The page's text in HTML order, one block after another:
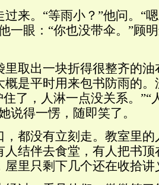
来。“等雨小？”他问。“
一眼：“你也没带伞。”顾
里取出一块折得很整齐的
概是平时用来包书防雨的。
住了，人淋一点没关系。”“
说得一愣，随即笑了。
，都没有立刻走。教室里
人结伴去食堂，有人把书
屋里只剩下几个还在收拾讲